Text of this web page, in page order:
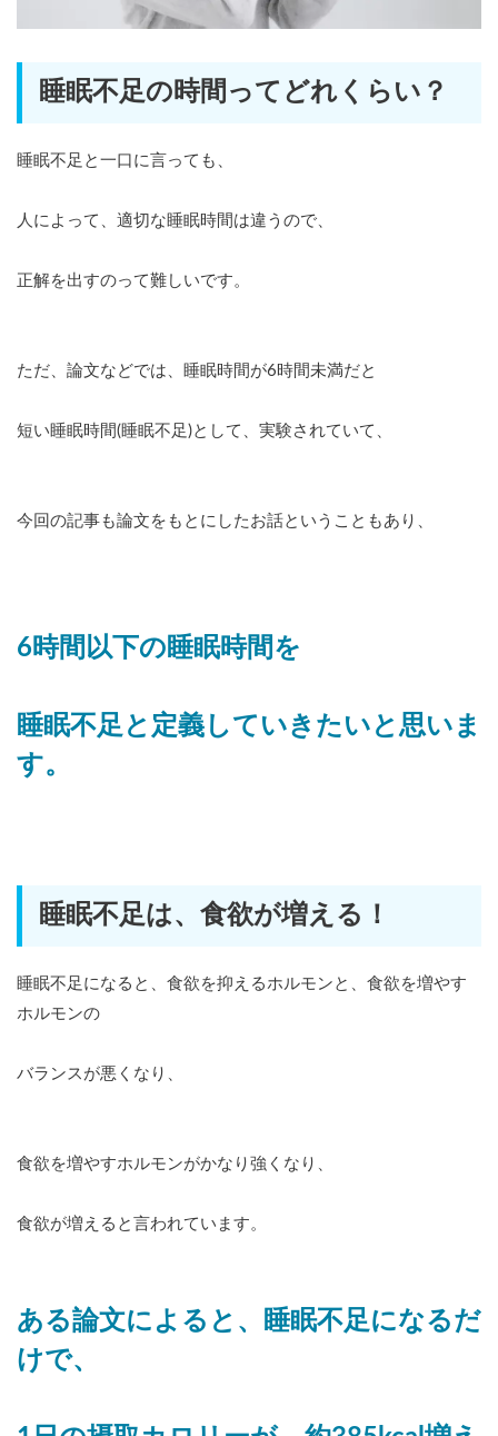
睡眠不足の時間ってどれくらい？
睡眠不足と一口に言っても、
人によって、適切な睡眠時間は違うので、
正解を出すのって難しいです。
ただ、論文などでは、睡眠時間が6時間未満だと
短い睡眠時間(睡眠不足)として、実験されていて、
今回の記事も論文をもとにしたお話ということもあり、
6時間以下の睡眠時間を
睡眠不足と定義していきたいと思いま
す。
睡眠不足は、食欲が増える！
睡眠不足になると、食欲を抑えるホルモンと、食欲を増やす
ホルモンの
バランスが悪くなり、
食欲を増やすホルモンがかなり強くなり、
食欲が増えると言われています。
ある論文によると、睡眠不足になるだ
けで、